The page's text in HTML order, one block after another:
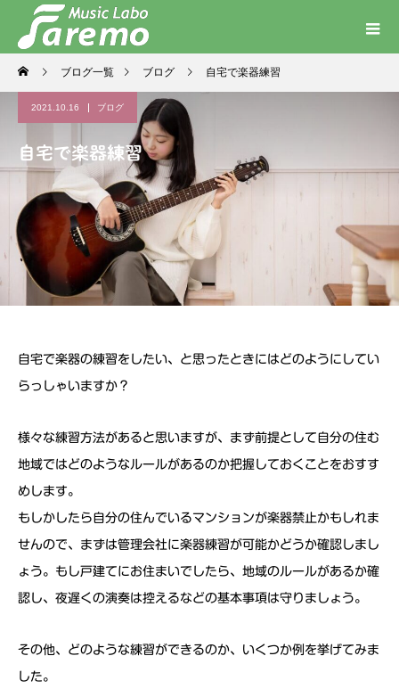
ブログ一覧 ブログ 自宅で楽器練習
2021.10.16 ブログ
自宅で楽器練習
自宅で楽器の練習をしたい、と思ったときにはどのようにしてい
らっしゃいますか？
様々な練習方法があると思いますが、まず前提として自分の住む
地域ではどのようなルールがあるのか把握しておくことをおすす
めします。
もしかしたら自分の住んでいるマンションが楽器禁止かもしれま
せんので、まずは管理会社に楽器練習が可能かどうか確認しまし
ょう。もし戸建てにお住まいでしたら、地域のルールがあるか確
認し、夜遅くの演奏は控えるなどの基本事項は守りましょう。
その他、どのような練習ができるのか、いくつか例を挙げてみま
した。